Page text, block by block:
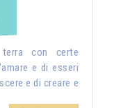
con certe
e di esseri
e di creare e